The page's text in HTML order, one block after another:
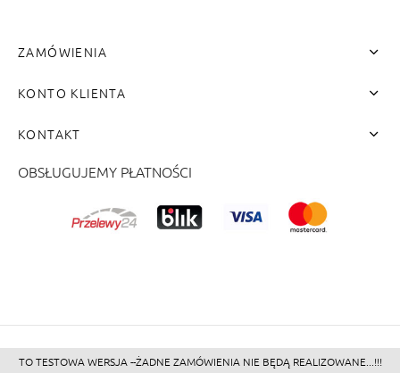
ZAMÓWIENIA
KONTO KLIENTA
KONTAKT
OBSŁUGUJEMY PŁATNOŚCI
TO TESTOWA WERSJA --ŻADNE ZAMÓWIENIA NIE BĘDĄ REALIZOWANE...!!!